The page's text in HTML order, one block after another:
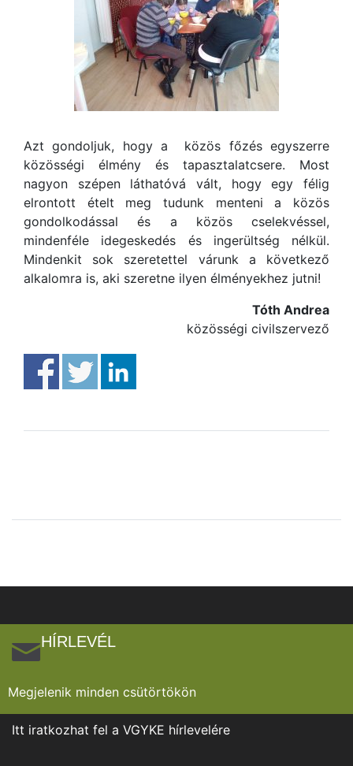
Azt gondoljuk, hogy a közös főzés egyszerre
közösségi élmény és tapasztalatcsere. Most
nagyon szépen láthatóvá vált, hogy egy félig
elrontott ételt meg tudunk menteni a közös
gondolkodással és a közös cselekvéssel,
mindenféle idegeskedés és ingerültség nélkül.
Mindenkit sok szeretettel várunk a következő
alkalomra is, aki szeretne ilyen élményekhez jutni!
Tóth Andrea
közösségi civilszervező
HÍRLEVÉL
Megjelenik minden csütörtökön
Itt iratkozhat fel a VGYKE hírlevelére